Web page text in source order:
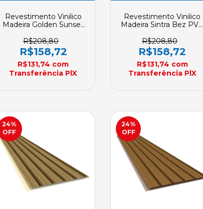
Revestimento Vinilico
Madeira Golden Sunset
Placa REVID 250mm X
10mm Sob Encomenda
R$208,80
R$158,72
R$131,74 com
Transferência PlX
Revestimento Vinilico
Madeira Sintra Bez PVC
REVID 250mm X 10mm
Sob Encomenda
R$208,80
R$158,72
R$131,74 com
Transferência PlX
24%
OFF
24%
OFF